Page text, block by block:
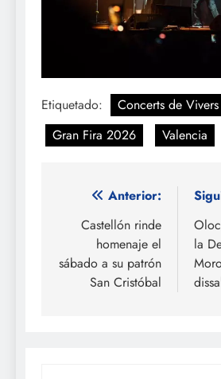
Etiquetado:
Concerts de Vivers
Gran Fira 2026
Valencia
Navegación
entradas
Anterior:
Castellón rinde
homenaje el
sábado a su patrón
San Cristóbal
la